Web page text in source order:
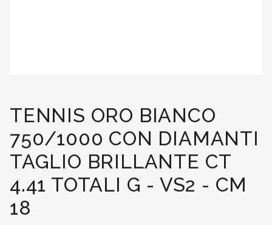
TENNIS ORO BIANCO
750/1000 CON DIAMANTI
TAGLIO BRILLANTE CT
4.41 TOTALI G - VS2 - CM
18